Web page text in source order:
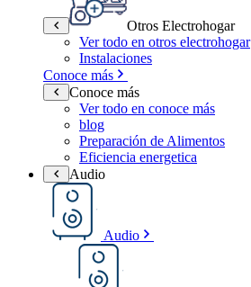
Otros Electrohogar
Ver todo en otros electrohogar
Instalaciones
Conoce más
Conoce más
Ver todo en conoce más
blog
Preparación de Alimentos
Eficiencia energetica
Audio
Audio